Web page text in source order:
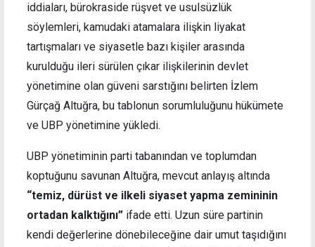
iddiaları, bürokraside rüşvet ve usulsüzlük
söylemleri, kamudaki atamalara ilişkin liyakat
tartışmaları ve siyasetle bazı kişiler arasında
kurulduğu ileri sürülen çıkar ilişkilerinin devlet
yönetimine olan güveni sarstığını belirten İzlem
Gürçağ Altuğra, bu tablonun sorumluluğunu hükümete
ve UBP yönetimine yükledi.
UBP yönetiminin parti tabanından ve toplumdan
koptuğunu savunan Altuğra, mevcut anlayış altında
“temiz, dürüst ve ilkeli siyaset yapma zemininin
ortadan kalktığını” ifade etti. Uzun süre partinin
kendi değerlerine dönebileceğine dair umut taşıdığını